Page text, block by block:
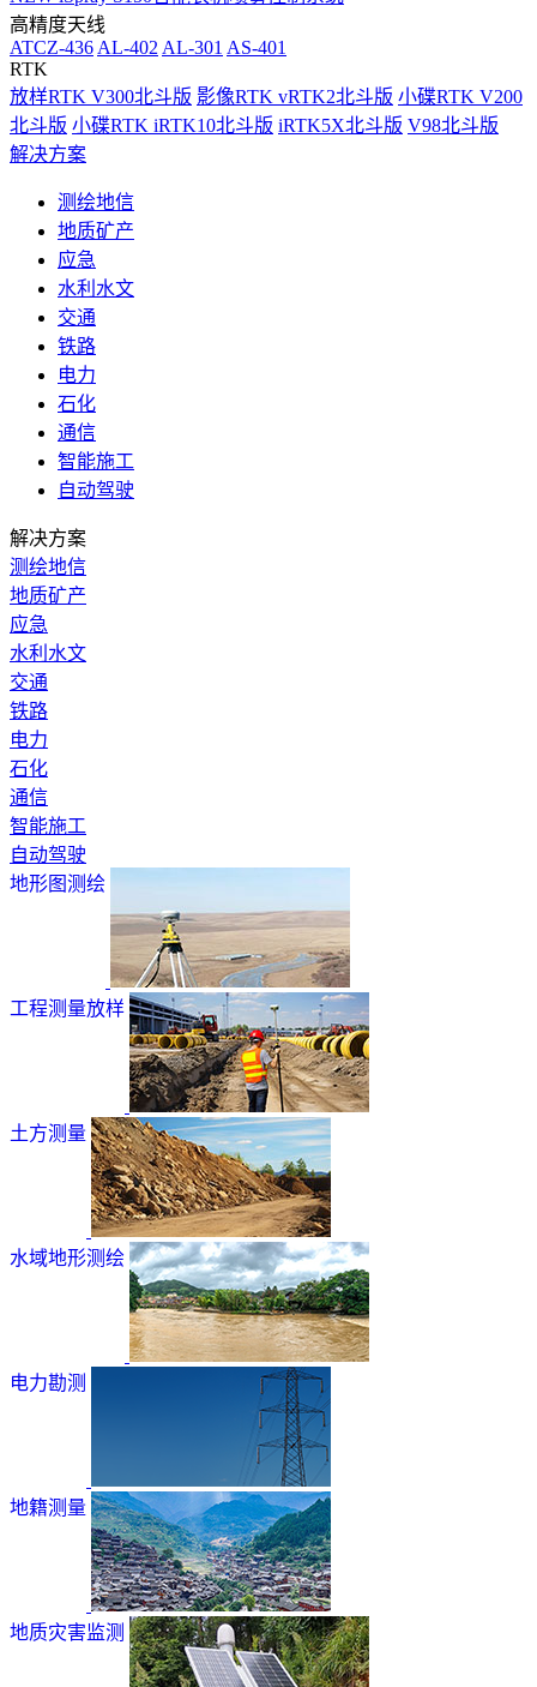
高精度天线
ATCZ-436 AL-402 AL-301 AS-401
RTK
放样RTK V300北斗版 影像RTK vRTK2北斗版 小碟RTK V200
北斗版 小碟RTK iRTK10北斗版 iRTK5X北斗版 V98北斗版
解决方案
测绘地信
地质矿产
应急
水利水文
交通
铁路
电力
石化
通信
智能施工
自动驾驶
解决方案
测绘地信
地质矿产
应急
水利水文
交通
铁路
电力
石化
通信
智能施工
自动驾驶
地形图测绘
工程测量放样
土方测量
水域地形测绘
电力勘测
地籍测量
地质灾害监测